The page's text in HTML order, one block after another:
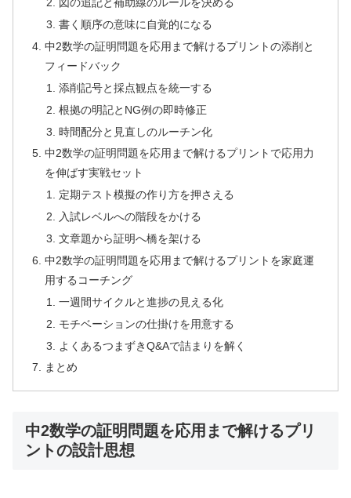
書く順序の意味に自覚的になる
中2数学の証明問題を応用まで解けるプリントの添削と
フィードバック
添削記号と採点観点を統一する
根拠の明記とNG例の即時修正
時間配分と見直しのルーチン化
中2数学の証明問題を応用まで解けるプリントで応用力
を伸ばす実戦セット
定期テスト模擬の作り方を押さえる
入試レベルへの階段をかける
文章題から証明へ橋を架ける
中2数学の証明問題を応用まで解けるプリントを家庭運
用するコーチング
一週間サイクルと進捗の見える化
モチベーションの仕掛けを用意する
よくあるつまずきQ&Aで詰まりを解く
まとめ
中2数学の証明問題を応用まで解けるプリ
ントの設計思想